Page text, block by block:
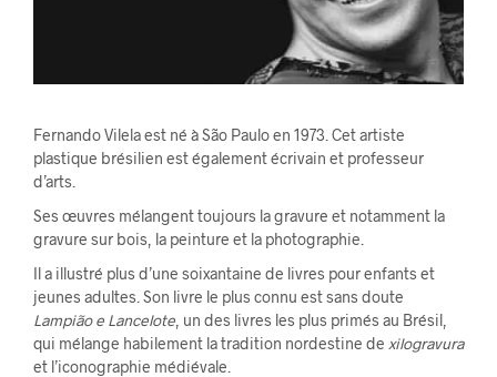
Fernando Vilela est né à São Paulo en 1973. Cet artiste
plastique brésilien est également écrivain et professeur
d’arts.
Ses œuvres mélangent toujours la gravure et notamment la
gravure sur bois, la peinture et la photographie.
Il a illustré plus d’une soixantaine de livres pour enfants et
jeunes adultes. Son livre le plus connu est sans doute
Lampião e Lancelote , un des livres les plus primés au Brésil,
qui mélange habilement la tradition nordestine de xilogravura
et l’iconographie médiévale.